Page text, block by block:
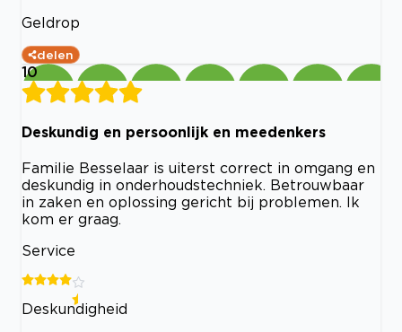
Geldrop
delen
10
Deskundig en persoonlijk en meedenkers
Familie Besselaar is uiterst correct in omgang en
deskundig in onderhoudstechniek. Betrouwbaar
in zaken en oplossing gericht bij problemen. Ik
kom er graag.
Service
Deskundigheid